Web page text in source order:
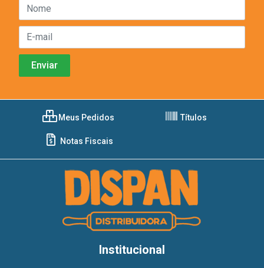
Meus Pedidos Títulos
Notas Fiscais
Institucional